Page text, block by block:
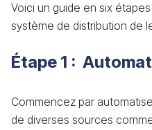
Voici un guide en six
système de distribution de
Étape 1 :
Commencez par
de diverses sources